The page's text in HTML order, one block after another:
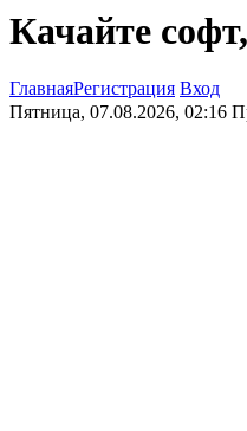
Качайте
ГлавнаяРегистрация Вход
Пятница, 07.08.2026, 02:16